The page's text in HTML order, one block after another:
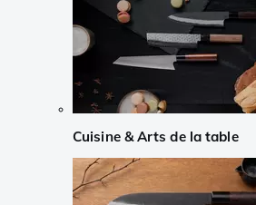
Cuisine & Arts de la table